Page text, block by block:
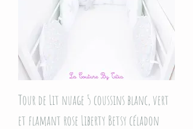
Tour de Lit nuage 5 coussins blanc, vert
et flamant rose Liberty Betsy céladon